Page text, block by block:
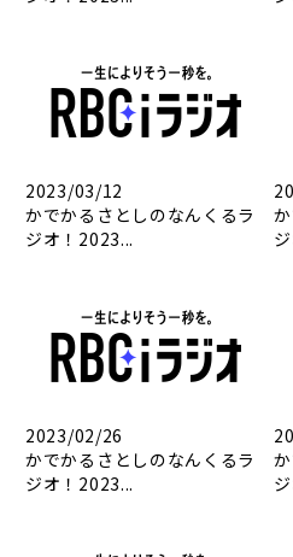
2023/03/12
かでかるさとしのなんくるラ
ジオ！2023...
2023/02/26
かでかるさとしのなんくるラ
ジオ！2023...